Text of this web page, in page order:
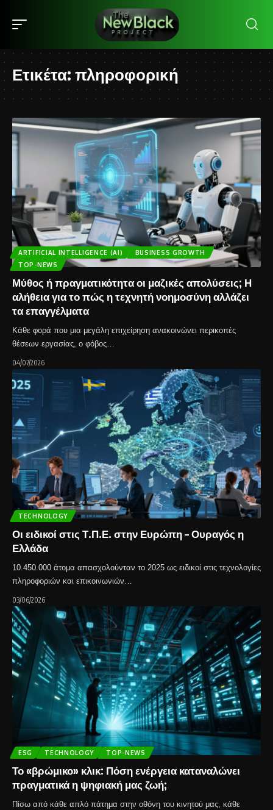
Ετικέτα: πληροφορική
ARTIFICIAL INTELLIGENCE (AI)
BUSINESS GROWTH
TOP-NEWS
Μύθος ή πραγματικότητα οι μαζικές απολύσεις; Η
αλήθεια για το πώς η τεχνητή νοημοσύνη αλλάζει
τα επαγγέλματα
Κάθε φορά που μια μεγάλη επιχείρηση ανακοινώνει περικοπές
θέσεων εργασίας, ο φόβος…
04/07/2026
TECHNOLOGY
Οι ειδικοί στις Τ.Π.Ε. στην Ευρώπη – Ουραγός η
Ελλάδα
10.450.000 άτομα απασχολούνταν το 2025 ως ειδικοί στις τεχνολογίες
πληροφοριών και επικοινωνιών…
03/06/2026
ESG TECHNOLOGY TOP-NEWS
Το «βρώμικο» κλικ: Πόση ενέργεια καταναλώνει
πραγματικά η ψηφιακή μας ζωή;
Πίσω από κάθε απλό πάτημα στην οθόνη του κινητού μας, κάθε